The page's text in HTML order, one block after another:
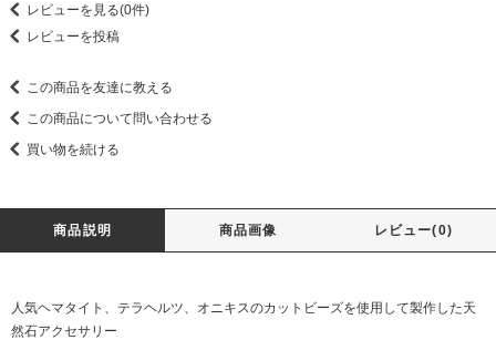
レビューを見る(0件)
レビューを投稿
この商品を友達に教える
この商品について問い合わせる
買い物を続ける
商品説明 商品画像 レビュー(0)
人気ヘマタイト、テラヘルツ、オニキスのカットビーズを使用して製作した天
然石アクセサリー